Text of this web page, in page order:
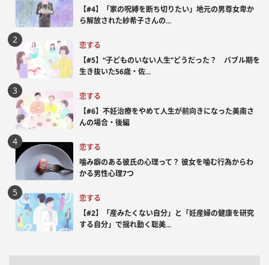
【#4】「家の呪縛を断ち切りたい」地元の男尊女卑か
ら解放された紗希子さんの...
恋する
【#5】“子どものいない人生”どうだった？ バブル期を
生き抜いた56歳・佐...
恋する
【#6】不妊治療をやめて人生が前向きになった美南さ
んの場合・後編
恋する
噛み癖のある彼氏の心理って？ 彼女を噛む行為からわ
かる男性心理7つ
恋する
【#2】「産みたくない自分」と「妊産婦の健康を研究
する自分」で揺れ動く聡美...